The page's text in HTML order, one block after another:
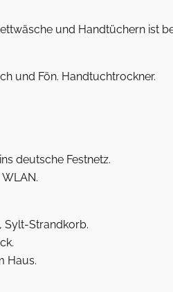
und Handtüchern ist
und Fön. Handtuchtrockner.
deutsche Festnetz.
Sylt-Strandkorb.
Haus.